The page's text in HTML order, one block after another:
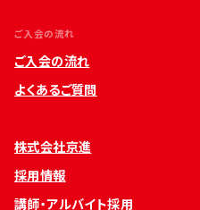
ご入会の流れ
ご入会の流れ
よくあるご質問
株式会社京進
採用情報
講師・アルバイト採用